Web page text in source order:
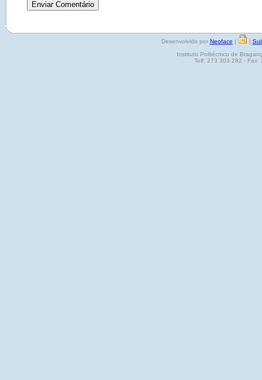
Desenvolvido por Neoface | |
Instituto Politécnico de
Telf: 273 303 282 - Fax: